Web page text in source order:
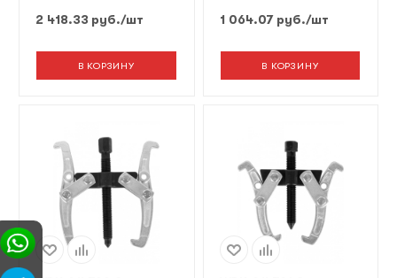
2 418.33 руб./шт
В КОРЗИНУ
1 064.07руб./шт
В КОРЗИНУ